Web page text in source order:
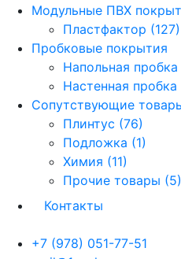
Модульные ПВХ
Пластфактор (127)
Пробковые покрытия
Напольная
Настенная пробка
Сопутствующие
Плинтус (76)
Подложка (1)
Химия (11)
Прочие товары (5)
Контакты
+7 (978) 051-77-51